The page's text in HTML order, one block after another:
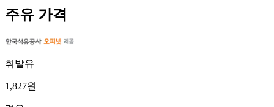
주유 가격
휘발유
1,827원